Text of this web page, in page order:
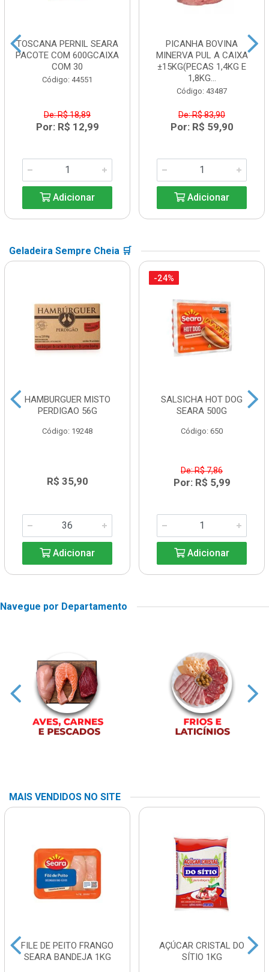
TOSCANA PERNIL SEARA
PACOTE COM 600GCAIXA
COM 30
Código: 44551
De: R$ 18,89
Por: R$ 12,99
Adicionar
PICANHA BOVINA
MINERVA PUL A CAIXA
±15KG(PECAS 1,4KG E
1,8KG...
Código: 43487
De: R$ 83,90
Por: R$ 59,90
Adicionar
Geladeira Sempre Cheia 🛒
HAMBURGUER MISTO
PERDIGAO 56G
Código: 19248
R$ 35,90
Adicionar
-24%
SALSICHA HOT DOG
SEARA 500G
Código: 650
De: R$ 7,86
Por: R$ 5,99
Adicionar
Navegue por Departamento
MAIS VENDIDOS NO SITE
FILE DE PEITO FRANGO
SEARA BANDEJA 1KG
AÇÚCAR CRISTAL DO
SÍTIO 1KG